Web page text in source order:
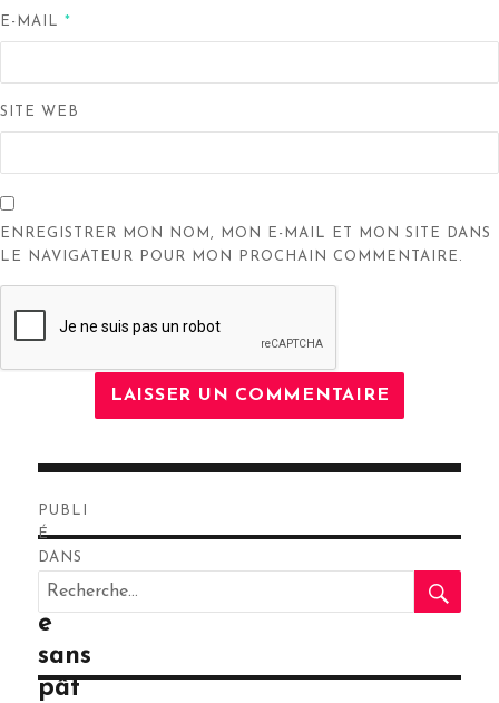
E-MAIL *
SITE WEB
ENREGISTRER MON NOM, MON E-MAIL ET MON SITE DANS
LE NAVIGATEUR POUR MON PROCHAIN COMMENTAIRE.
de
l’article
PUBLI
É
DANS
Tart
e
sans
pât
Recherche
pour
: